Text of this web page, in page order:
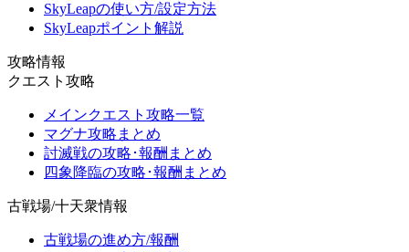
SkyLeapの使い方/設定方法
SkyLeapポイント解説
攻略情報
クエスト攻略
メインクエスト攻略一覧
マグナ攻略まとめ
討滅戦の攻略･報酬まとめ
四象降臨の攻略･報酬まとめ
古戦場/十天衆情報
古戦場の進め方/報酬